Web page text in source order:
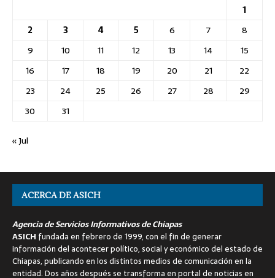
1
2
3 4 5 6 7
8
9
10 11 12 13 14
15
16
17 18 19 20 21
22
23
24 25 26 27 28
29
30
31
« Jul
ACERCA DE ASICH
Agencia de Servicios Informativos de Chiapas
ASICH fundada en febrero de 1999, con el fin de generar
información del acontecer político, social y económico del estado de
Chiapas, publicando en los distintos medios de comunicación en la
entidad. Dos años después se transforma en portal de noticias en